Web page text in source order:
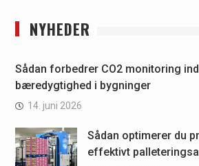
NYHEDER
Sådan forbedrer CO2 monitoring
bæredygtighed i bygninger
14. juni 2026
Sådan optimerer du
effektivt